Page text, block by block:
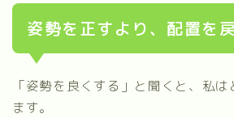
姿勢を正すより、配置を
「姿勢を良くする」と聞くと、私
ます。